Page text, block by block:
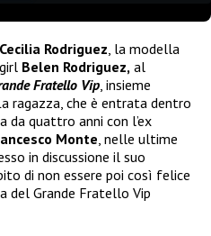
Cecilia Rodriguez , la modella
Belen Rodriguez, al
Fratello Vip , insieme
ragazza, che è entrata dentro
da quattro anni con l’ex
Monte , nelle ultime
in discussione il suo
di non essere poi così felice
del Grande Fratello Vip